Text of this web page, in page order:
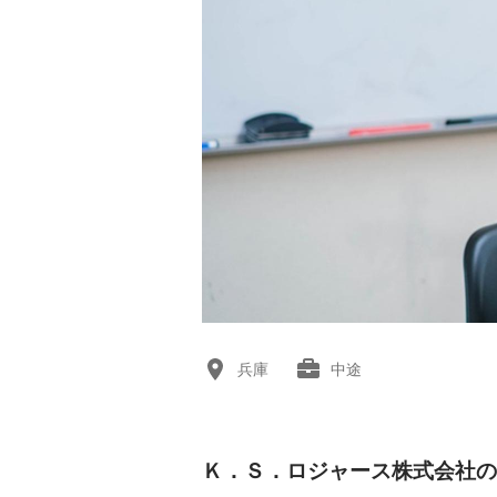
兵庫 中途
Ｋ．Ｓ．ロジャース株式会社